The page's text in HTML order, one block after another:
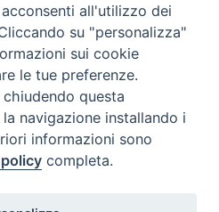
all'utilizzo dei
su "personalizza"
sui cookie
le tue preferenze.
questa
navigazione installando i
informazioni sono
completa.